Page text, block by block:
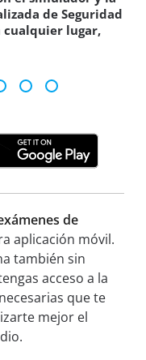
de Seguridad
cualquier lugar,
de
aplicación móvil.
también sin
acceso a la
que te
mejor el